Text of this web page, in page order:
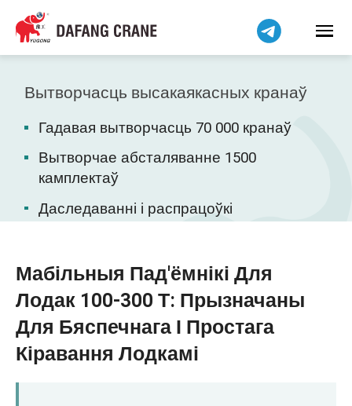
Вытворчасць высакаякасных кранаў
Гадавая вытворчасць 70 000 кранаў
Вытворчае абсталяванне 1500
камплектаў
Даследаванні і распрацоўкі
Мабільныя Пад'ёмнікі Для
Лодак 100-300 Т: Прызначаны
Для Бяспечнага І Простага
Кіравання Лодкамі
हिन्दी
Bahasa Indonesia
Bahasa Melayu
Tiếng Việt
বাংলা
فارسی
Pilipino
اردو
Kiswahili
Dansk
Norsk
O‘zbekcha